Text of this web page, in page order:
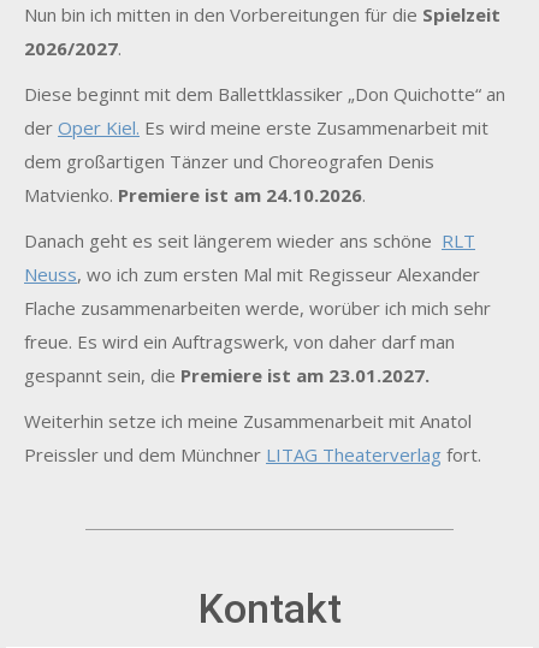
Nun bin ich mitten in den Vorbereitungen für die Spielzeit
2026/2027.
Diese beginnt mit dem Ballettklassiker „Don Quichotte“ an
der Oper Kiel. Es wird meine erste Zusammenarbeit mit
dem großartigen Tänzer und Choreografen Denis
Matvienko. Premiere ist am 24.10.2026.
Danach geht es seit längerem wieder ans schöne RLT
Neuss, wo ich zum ersten Mal mit Regisseur Alexander
Flache zusammenarbeiten werde, worüber ich mich sehr
freue. Es wird ein Auftragswerk, von daher darf man
gespannt sein, die Premiere ist am 23.01.2027.
Weiterhin setze ich meine Zusammenarbeit mit Anatol
Preissler und dem Münchner LITAG Theaterverlag fort.
Kontakt